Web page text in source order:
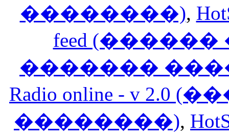
��������),
feed
�������
Radio online - v
��������),